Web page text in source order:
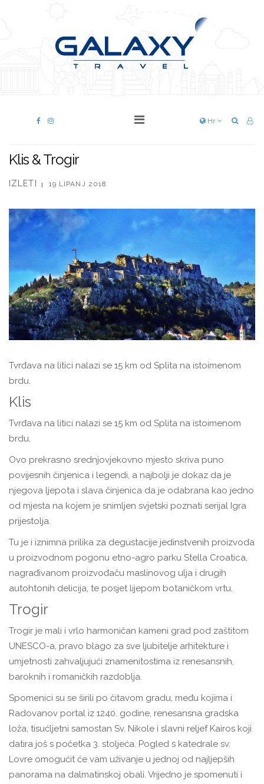
Hr
Klis & Trogir
IZLETI 19 LIPANJ 2018
Tvrđava na litici nalazi se 15 km od Splita na istoimenom
brdu.
Klis
Tvrđava na litici nalazi se 15 km od Splita na istoimenom
brdu.
Ovo prekrasno srednjovjekovno mjesto skriva puno
povijesnih činjenica i legendi, a najbolji je dokaz da je
njegova ljepota i slava činjenica da je odabrana kao jedno
od mjesta na kojem je snimljen svjetski poznati serijal Igra
prijestolja.
Tu je i iznimna prilika za degustacije jedinstvenih proizvoda
u proizvodnom pogonu etno-agro parku Stella Croatica,
nagrađivanom proizvođaču maslinovog ulja i drugih
autohtonih delicija, te posjet lijepom botaničkom vrtu.
Trogir
Trogir je mali i vrlo harmoničan kameni grad pod zaštitom
UNESCO-a, pravo blago za sve ljubitelje arhitekture i
umjetnosti zahvaljujući znamenitostima iz renesansnih,
baroknih i romaničkih razdoblja.
Spomenici su se širili po čitavom gradu, među kojima i
Radovanov portal iz 1240. godine, renesansna gradska
loža, tisućljetni samostan Sv. Nikole i slavni reljef Kairos koji
datira još s početka 3. stoljeća. Pogled s katedrale sv.
Lovre omogućit će vam uživanje u jednoj od najljepših
panorama na dalmatinskoj obali. Vrijedno je spomenuti i